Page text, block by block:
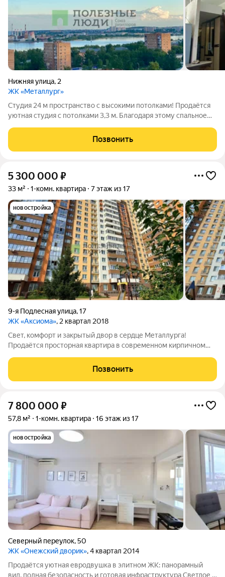
Нижняя улица, 2
ЖК «Металлург»
Студия 24 м пространство с высокими потолками! Продаётся
уютная студия с потолками 3,3 м. Благодаря этому спальное
лестница. Такое решение значительно экономит пространство
и делает интерьер
Позвонить
5 300 000 ₽
33 м² 1-комн. квартира 7 этаж из 17
новостройка
9-я Подлесная улица,17
ЖК «Аксиома», 2 квартал 2018
Свет, комфорт и закрытый двор в сердце Металлурга!
Продаётся просторная квартира в современном кирпичном
островок безопасности: закрытая территория двора только
для своих, видеонаблюдение и
Позвонить
7 800 000 ₽
57,8 м² 1-комн. квартира 16 этаж из 17
новостройка
Северный переулок,50
ЖК «Онежский дворик», 4 квартал 2014
Продаётся уютная евродвушка в элитном ЖК: панорамный
вид, полная безопасность и готовая инфраструктура Светлое и